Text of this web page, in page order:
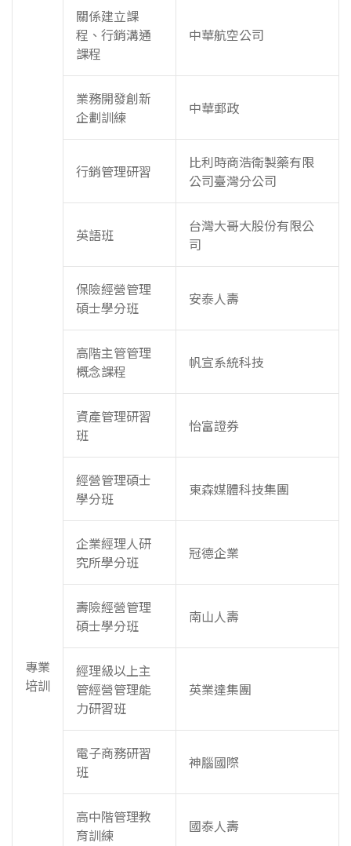
專業
培訓
關係建立課
程、行銷溝通
課程
中華航空公司
業務開發創新
企劃訓練
中華郵政
行銷管理研習
比利時商浩衛製藥有限
公司臺灣分公司
英語班
台灣大哥大股份有限公
司
保險經營管理
碩士學分班
安泰人壽
高階主管管理
概念課程
帆宣系統科技
資產管理研習
班
怡富證券
經營管理碩士
學分班
東森媒體科技集團
企業經理人研
究所學分班
冠德企業
壽險經營管理
碩士學分班
南山人壽
經理級以上主
管經營管理能
力研習班
英業達集團
電子商務研習
班
神腦國際
高中階管理教
育訓練
國泰人壽